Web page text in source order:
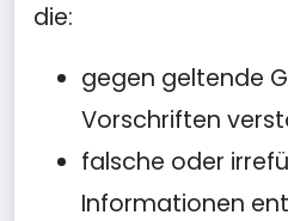
die:
gegen geltende
Vorschriften
falsche oder
Informationen